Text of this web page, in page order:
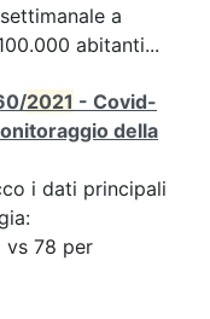
a
abitanti...
2021 - Covid-
della
i dati principali
vs 78 per